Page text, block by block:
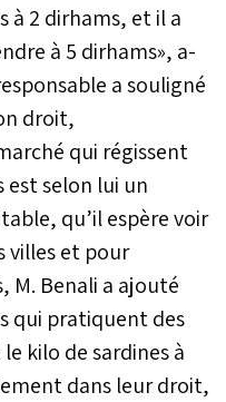
à 2 dirhams, et il a
à 5 dirhams», a-
a souligné
droit,
qui régissent
est selon lui un
qu’il espère voir
villes et pour
M. Benali a ajouté
qui pratiquent des
kilo de sardines à
dans leur droit,